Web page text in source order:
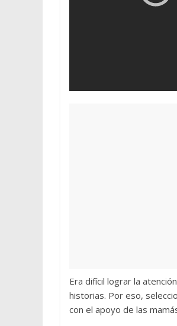
Era difícil lograr la
historias. Por eso,
con el apoyo de las